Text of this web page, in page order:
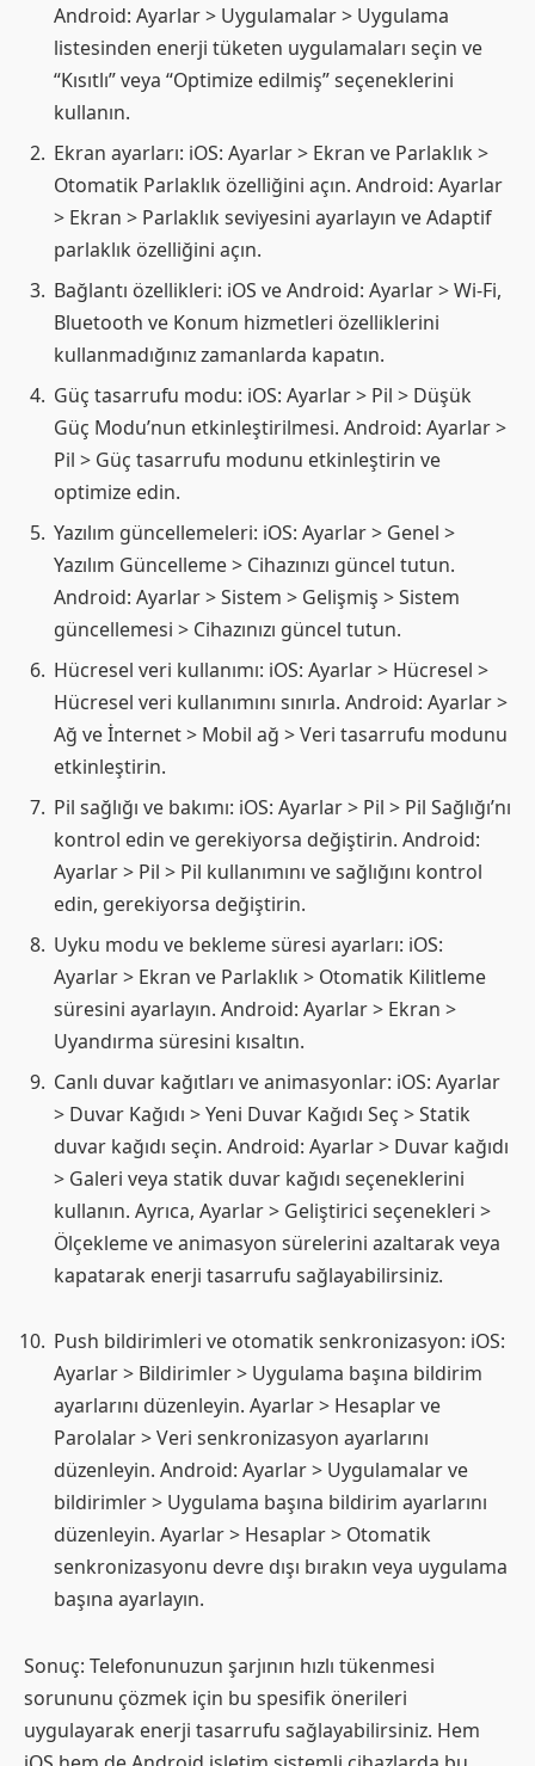
Android: Ayarlar > Uygulamalar > Uygulama
listesinden enerji tüketen uygulamaları seçin ve
“Kısıtlı” veya “Optimize edilmiş” seçeneklerini
kullanın.
Ekran ayarları: iOS: Ayarlar > Ekran ve Parlaklık >
Otomatik Parlaklık özelliğini açın. Android: Ayarlar
> Ekran > Parlaklık seviyesini ayarlayın ve Adaptif
parlaklık özelliğini açın.
Bağlantı özellikleri: iOS ve Android: Ayarlar > Wi-Fi,
Bluetooth ve Konum hizmetleri özelliklerini
kullanmadığınız zamanlarda kapatın.
Güç tasarrufu modu: iOS: Ayarlar > Pil > Düşük
Güç Modu’nun etkinleştirilmesi. Android: Ayarlar >
Pil > Güç tasarrufu modunu etkinleştirin ve
optimize edin.
Yazılım güncellemeleri: iOS: Ayarlar > Genel >
Yazılım Güncelleme > Cihazınızı güncel tutun.
Android: Ayarlar > Sistem > Gelişmiş > Sistem
güncellemesi > Cihazınızı güncel tutun.
Hücresel veri kullanımı: iOS: Ayarlar > Hücresel >
Hücresel veri kullanımını sınırla. Android: Ayarlar >
Ağ ve İnternet > Mobil ağ > Veri tasarrufu modunu
etkinleştirin.
Pil sağlığı ve bakımı: iOS: Ayarlar > Pil > Pil Sağlığı’nı
kontrol edin ve gerekiyorsa değiştirin. Android:
Ayarlar > Pil > Pil kullanımını ve sağlığını kontrol
edin, gerekiyorsa değiştirin.
Uyku modu ve bekleme süresi ayarları: iOS:
Ayarlar > Ekran ve Parlaklık > Otomatik Kilitleme
süresini ayarlayın. Android: Ayarlar > Ekran >
Uyandırma süresini kısaltın.
Canlı duvar kağıtları ve animasyonlar: iOS: Ayarlar
> Duvar Kağıdı > Yeni Duvar Kağıdı Seç > Statik
duvar kağıdı seçin. Android: Ayarlar > Duvar kağıdı
> Galeri veya statik duvar kağıdı seçeneklerini
kullanın. Ayrıca, Ayarlar > Geliştirici seçenekleri >
Ölçekleme ve animasyon sürelerini azaltarak veya
kapatarak enerji tasarrufu sağlayabilirsiniz.
Push bildirimleri ve otomatik senkronizasyon: iOS:
Ayarlar > Bildirimler > Uygulama başına bildirim
ayarlarını düzenleyin. Ayarlar > Hesaplar ve
Parolalar > Veri senkronizasyon ayarlarını
düzenleyin. Android: Ayarlar > Uygulamalar ve
bildirimler > Uygulama başına bildirim ayarlarını
düzenleyin. Ayarlar > Hesaplar > Otomatik
senkronizasyonu devre dışı bırakın veya uygulama
başına ayarlayın.
Sonuç: Telefonunuzun şarjının hızlı tükenmesi
sorununu çözmek için bu spesifik önerileri
uygulayarak enerji tasarrufu sağlayabilirsiniz. Hem